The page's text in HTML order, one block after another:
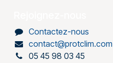
Contactez-nous
contact@protclim.com
05 45 98 03 45